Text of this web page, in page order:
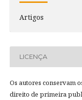
Artigos
LICENÇA
Os autores conservam
direito de primeira